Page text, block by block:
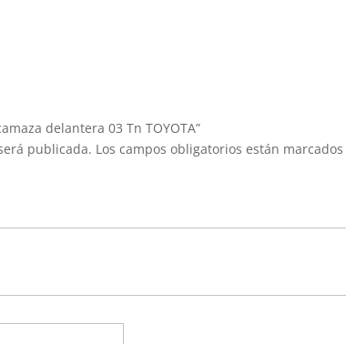
delantera 03 Tn TOYOTA”
publicada. Los campos obligatorios están